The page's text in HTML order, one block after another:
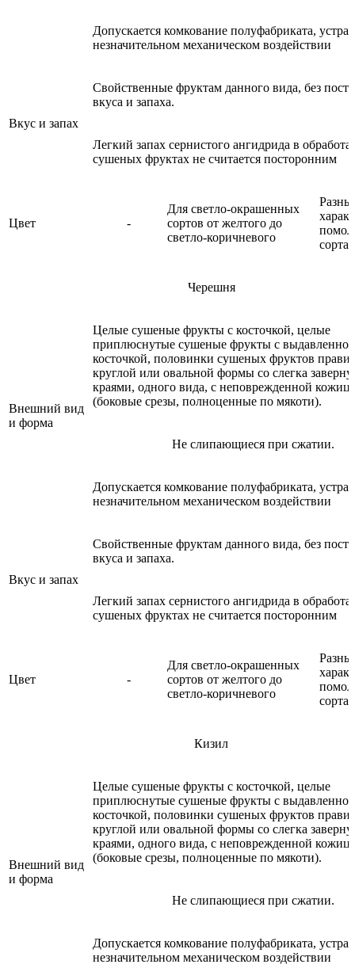
Допускается комкование полуфабриката,
незначительном механическом воздействии
Вкус и запах
Свойственные фруктам данного вида, без
вкуса и запаха.
Легкий запах сернистого ангидрида в
сушеных фруктах не считается посторонним
Цвет -
Для светло-окрашенных
сортов от желтого до
светло-коричневого
сорта
Черешня
Внешний вид
и форма
Целые сушеные фрукты с косточкой, целые
приплюснутые сушеные фрукты с выдавленной
косточкой, половинки сушеных фруктов
круглой или овальной формы со слегка
краями, одного вида, с неповрежденной
(боковые срезы, полноценные по мякоти).
Не слипающиеся при сжатии.
Допускается комкование полуфабриката,
незначительном механическом воздействии
Вкус и запах
Свойственные фруктам данного вида, без
вкуса и запаха.
Легкий запах сернистого ангидрида в
сушеных фруктах не считается посторонним
Цвет -
Для светло-окрашенных
сортов от желтого до
светло-коричневого
сорта
Кизил
Внешний вид
и форма
Целые сушеные фрукты с косточкой, целые
приплюснутые сушеные фрукты с выдавленной
косточкой, половинки сушеных фруктов
круглой или овальной формы со слегка
краями, одного вида, с неповрежденной
(боковые срезы, полноценные по мякоти).
Не слипающиеся при сжатии.
Допускается комкование полуфабриката,
незначительном механическом воздействии